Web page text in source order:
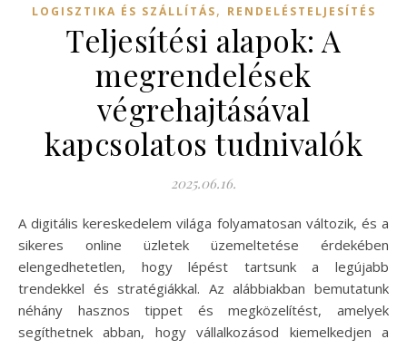
LOGISZTIKA ÉS SZÁLLÍTÁS, RENDELÉSTELJESÍTÉS
Teljesítési alapok: A
megrendelések
végrehajtásával
kapcsolatos tudnivalók
2025.06.16.
A digitális kereskedelem világa folyamatosan változik, és a
sikeres online üzletek üzemeltetése érdekében
elengedhetetlen, hogy lépést tartsunk a legújabb
trendekkel és stratégiákkal. Az alábbiakban bemutatunk
néhány hasznos tippet és megközelítést, amelyek
segíthetnek abban, hogy vállalkozásod kiemelkedjen a